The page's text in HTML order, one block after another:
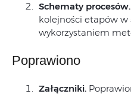
Schematy procesów.
kolejności etapów w
wykorzystaniem
Poprawiono
Załączniki.